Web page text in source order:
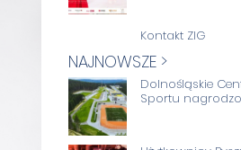
Kontakt ZIG
NAJNOWSZE >
Dolnośląskie
Sportu